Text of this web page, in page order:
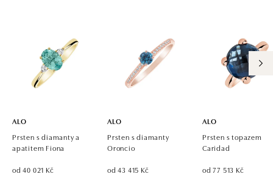
ALO diamonds OC Eurovea, Bratislava
Pribinova 8, 811 09 Bratislava
tel.: +421 917 090 700, +421 918 777 670
ALO
Prsten s diamanty a
apatitem Fiona
od 40 021 Kč
ALO
Prsten s diamanty
Oroncio
od 43 415 Kč
ALO
Prsten s topazem
Caridad
od 77 513 Kč